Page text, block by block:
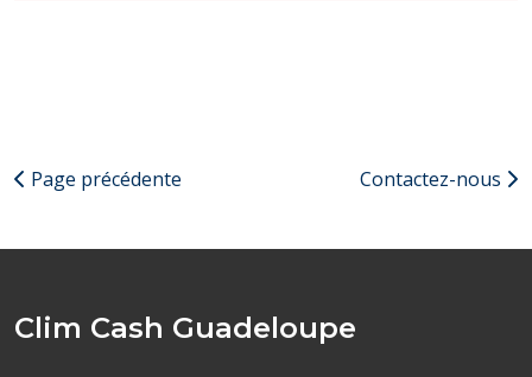
Page précédente Contactez-nous
Clim Cash Guadeloupe